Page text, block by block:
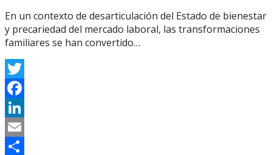
En un contexto de desarticulación del Estado de bienestar
y precariedad del mercado laboral, las transformaciones
familiares se han convertido…
Twitter
Facebook
LinkedIn
Email